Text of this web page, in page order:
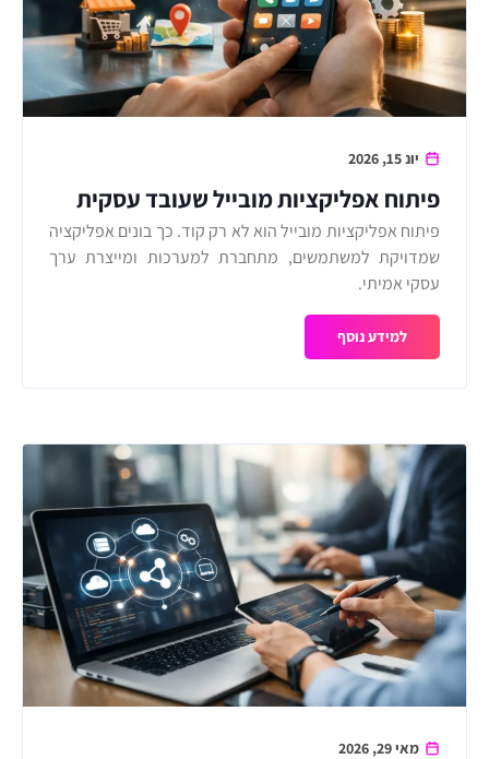
יונ 15, 2026
פיתוח אפליקציות מובייל שעובד עסקית
פיתוח אפליקציות מובייל הוא לא רק קוד. כך בונים אפליקציה
שמדויקת למשתמשים, מתחברת למערכות ומייצרת ערך
עסקי אמיתי.
למידע נוסף
מאי 29, 2026